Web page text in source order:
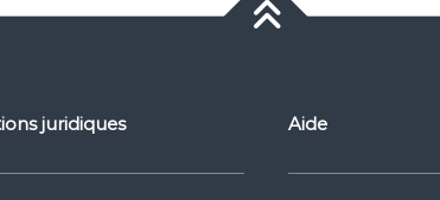
juridiques Aide